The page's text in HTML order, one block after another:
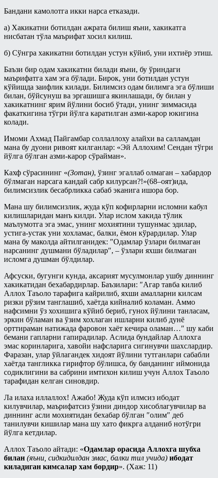
исмларининг енгил шарҳи
Пайғамбар ҳадисларидан тарбия
дарслари
Рамазон суҳбатлари шайх Усаймин
китоблари асосида
Солиҳ амалларнинг ажру-
савоблари ҳақида - Энг фойдали
тижорат
Рамазон
Салафлар дурдоналаридан
Талоқ китоби
Туширмалар
Хар ҳил
Ҳикматлар
Бандани камолотга икки нарса етказади.
а) Хакикатни ботилдан ажрата билиш яъни, хакикатга
нисбатан тўла маърифат хосил килиш.
б) Сўнгра хакикатни ботилдан устун кўйиб, уни ихтиёр этиш.
Баъзи бир одам хакикатни билади яъни, бу ўриндаги
маърифатга хам эга бўлади. Бирок, уни ботилдан устун
кўйишда заифлик килади. Билимсиз одам билимга эга бўлиши
билан, бўйсунуш ва эргашишга якинлашади, бу билан у
хакикатнинг ярим йўлини босиб ўтади, унинг зиммасида
факаткигина тўгри йўлга каратилган азми-карор юкигина
колади.
Имоми Ахмад Пайгамбар соллаллоху алайхи ва салламдан
мана бу дуони ривоят килганлар: «Эй Аллохим! Сендан тўгри
йўлга бўлган азми-карор сўрайман».
Кахф сўрасининг «(Зотан), ўзинг эгаллаб олмаган – хабардор
бўлмаган нарсага кандай сабр килурсан?!»(68–оят)ида,
билимсизлик бесабрликка сабаб эканига ишора бор.
Мана шу билимсизлик, жуда кўп кофирларни исломни кабул
килишларидан манъ килди. Улар ислом хакида тўлик
маълумотга эга эмас, унинг мохиятини тушунмас эдилар,
устига-устак уни хохламас, балки, ёмон кўрардилар. Улар
мана бу маколда айтилганидек: ″Одамлар ўзлари билмаган
нарсанинг душмани бўладилар″, – ўзлари яхши билмаган
исломга душман бўлдилар.
Афсуски, бугунги кунда, аксарият мусулмонлар ушбу диннинг
хакикатидан бехабардирлар. Баъзилари: ″Агар тавба килиб
Аллох Таъоло тарафига кайрилиб, яхши амалларни килсам
ризки рўзим танглашиб, хаётда кийналиб коламан. Аммо
нафсимни ўз хохишига кўйиб бериб, гунох йўлини танласам,
эркин бўламан ва ўзим хохлаган ишларни килиб дунё
орттираман натижада фаровон хаёт кечира оламан…″ шу каби
бемани гапларни гапирадилар. Аслида бундайлар Аллохга
эмас коринларига, хавойи нафсларига сигинувчи шахслардир.
Фаразан, улар ўйлагандек хидоят йўлини тутганлари сабабли
хаётда тангликка гирифтор бўлишса, бу банданинг иймонида
содиклигини ва сабрини имтихон килиш учун Аллох Таъоло
тарафидан келган синовдир.
Ла илаха иллаллох! Ажабо! Жуда кўп илмсиз ибодат
килувчилар, маърифатсиз ўзини диндор хисоблагувчилар ва
диннинг асли мохиятидан бехабар бўлган ″олим″ деб
танилувчи кишилар мана шу хато фикрга алданиб нотўгри
йўлга кетдилар.
Аллох Таъоло айтади: «Одамлар орасида Аллохга шубха
билан (яъни, сидкидилдан эмас, балки тил учида) ибодат
киладиган кимсалар хам бордир». (Хаж: 11)